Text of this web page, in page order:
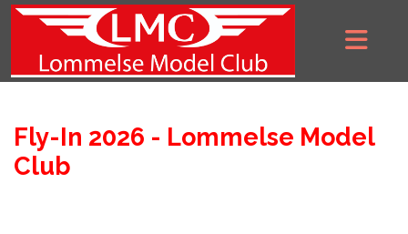
Fly-In 2026 - Lommelse Model
Club